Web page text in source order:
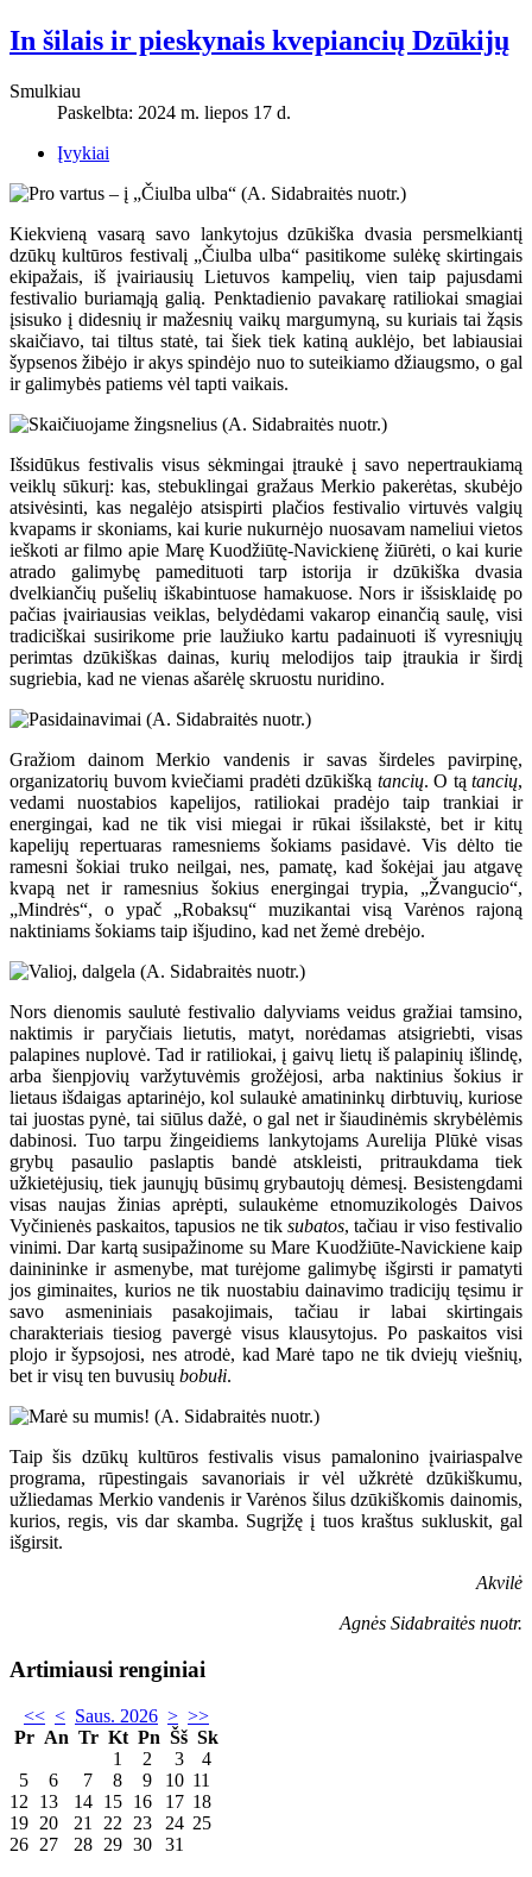
In šilais ir pieskynais kvepiancių Dzūkijų
Smulkiau
Paskelbta: 2024 m. liepos 17 d.
Įvykiai
Kiekvieną vasarą savo lankytojus dzūkiška dvasia persmelkiantį
dzūkų kultūros festivalį „Čiulba ulba“ pasitikome sulėkę skirtingais
ekipažais, iš įvairiausių Lietuvos kampelių, vien taip pajusdami
festivalio buriamąją galią. Penktadienio pavakarę ratiliokai smagiai
įsisuko į didesnių ir mažesnių vaikų margumyną, su kuriais tai žąsis
skaičiavo, tai tiltus statė, tai šiek tiek katiną auklėjo, bet labiausiai
šypsenos žibėjo ir akys spindėjo nuo to suteikiamo džiaugsmo, o gal
ir galimybės patiems vėl tapti vaikais.
Išsidūkus festivalis visus sėkmingai įtraukė į savo nepertraukiamą
veiklų sūkurį: kas, stebuklingai gražaus Merkio pakerėtas, skubėjo
atsivėsinti, kas negalėjo atsispirti plačios festivalio virtuvės valgių
kvapams ir skoniams, kai kurie nukurnėjo nuosavam nameliui vietos
ieškoti ar filmo apie Marę Kuodžiūtę-Navickienę žiūrėti, o kai kurie
atrado galimybę pamedituoti tarp istorija ir dzūkiška dvasia
dvelkiančių pušelių iškabintuose hamakuose. Nors ir išsisklaidę po
pačias įvairiausias veiklas, belydėdami vakarop einančią saulę, visi
tradiciškai susirikome prie laužiuko kartu padainuoti iš vyresniųjų
perimtas dzūkiškas dainas, kurių melodijos taip įtraukia ir širdį
sugriebia, kad ne vienas ašarėlę skruostu nuridino.
Gražiom dainom Merkio vandenis ir savas širdeles pavirpinę,
organizatorių buvom kviečiami pradėti dzūkišką tancių. O tą tancių,
vedami nuostabios kapelijos, ratiliokai pradėjo taip trankiai ir
energingai, kad ne tik visi miegai ir rūkai išsilakstė, bet ir kitų
kapelijų repertuaras ramesniems šokiams pasidavė. Vis dėlto tie
ramesni šokiai truko neilgai, nes, pamatę, kad šokėjai jau atgavę
kvapą net ir ramesnius šokius energingai trypia, „Žvangucio“,
„Mindrės“, o ypač „Robaksų“ muzikantai visą Varėnos rajoną
naktiniams šokiams taip išjudino, kad net žemė drebėjo.
Nors dienomis saulutė festivalio dalyviams veidus gražiai tamsino,
naktimis ir paryčiais lietutis, matyt, norėdamas atsigriebti, visas
palapines nuplovė. Tad ir ratiliokai, į gaivų lietų iš palapinių išlindę,
arba šienpjovių varžytuvėmis grožėjosi, arba naktinius šokius ir
lietaus išdaigas aptarinėjo, kol sulaukė amatininkų dirbtuvių, kuriose
tai juostas pynė, tai siūlus dažė, o gal net ir šiaudinėmis skrybėlėmis
dabinosi. Tuo tarpu žingeidiems lankytojams Aurelija Plūkė visas
grybų pasaulio paslaptis bandė atskleisti, pritraukdama tiek
užkietėjusių, tiek jaunųjų būsimų grybautojų dėmesį. Besistengdami
visas naujas žinias aprėpti, sulaukėme etnomuzikologės Daivos
Vyčinienės paskaitos, tapusios ne tiksubatos, tačiau ir viso festivalio
vinimi. Dar kartą susipažinome su Mare Kuodžiūte-Navickiene kaip
dainininke ir asmenybe, mat turėjome galimybę išgirsti ir pamatyti
jos giminaites, kurios ne tik nuostabiu dainavimo tradicijų tęsimu ir
savo asmeniniais pasakojimais, tačiau ir labai skirtingais
charakteriais tiesiog pavergė visus klausytojus. Po paskaitos visi
plojo ir šypsojosi, nes atrodė, kad Marė tapo ne tik dviejų viešnių,
bet ir visų ten buvusių bobułi.
Taip šis dzūkų kultūros festivalis visus pamalonino įvairiaspalve
programa, rūpestingais savanoriais ir vėl užkrėtė dzūkiškumu,
užliedamas Merkio vandenis ir Varėnos šilus dzūkiškomis dainomis,
kurios, regis, vis dar skamba. Sugrįžę į tuos kraštus sukluskit, gal
išgirsit.
Akvilė
Agnės Sidabraitės nuotr.
Artimiausi renginiai
<< < Saus. 2026 > >>
Pr An Tr Kt Pn Šš Sk
1
2 3
4
5
6 7 8 9 10 11
12
13 14 15 16 17 18
19 20 21 22 23 24 25
26 27 28 29 30 31